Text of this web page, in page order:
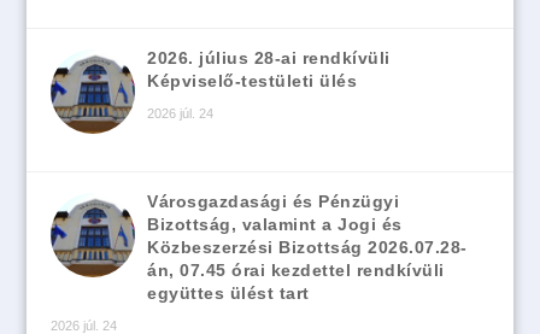
2026. július 28-ai rendkívüli
Képviselő-testületi ülés
2026 júl. 24
Városgazdasági és Pénzügyi
Bizottság, valamint a Jogi és
Közbeszerzési Bizottság 2026.07.28-
án, 07.45 órai kezdettel rendkívüli
együttes ülést tart
2026 júl. 24